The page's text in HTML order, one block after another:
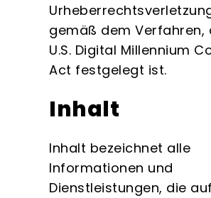
gemäß dem Verfahren,
U.S. Digital Millennium
Act festgelegt ist.
Inhalt
Inhalt bezeichnet alle
Informationen und
Dienstleistungen, die